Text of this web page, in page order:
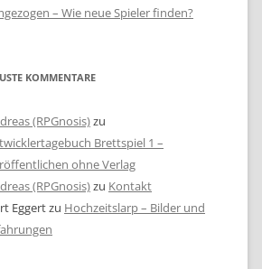
– Wie neue Spieler finden?
KOMMENTARE
(RPGnosis)zu
Brettspiel 1 –
ohne Verlag
(RPGnosis)zu Kontakt
Eggertzu Hochzeitslarp – Bilder und